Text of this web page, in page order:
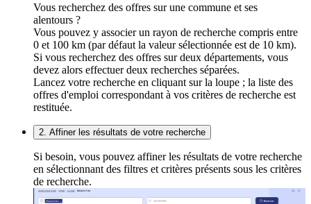
Vous recherchez des offres sur une commune et ses
alentours ?
Vous pouvez y associer un rayon de recherche compris entre
0 et 100 km (par défaut la valeur sélectionnée est de 10 km).
Si vous recherchez des offres sur deux départements, vous
devez alors effectuer deux recherches séparées.
Lancez votre recherche en cliquant sur la loupe ; la liste des
offres d'emploi correspondant à vos critères de recherche est
restituée.
2. Affiner les résultats de votre recherche
Si besoin, vous pouvez affiner les résultats de votre recherche
en sélectionnant des filtres et critères présents sous les critères
de recherche.